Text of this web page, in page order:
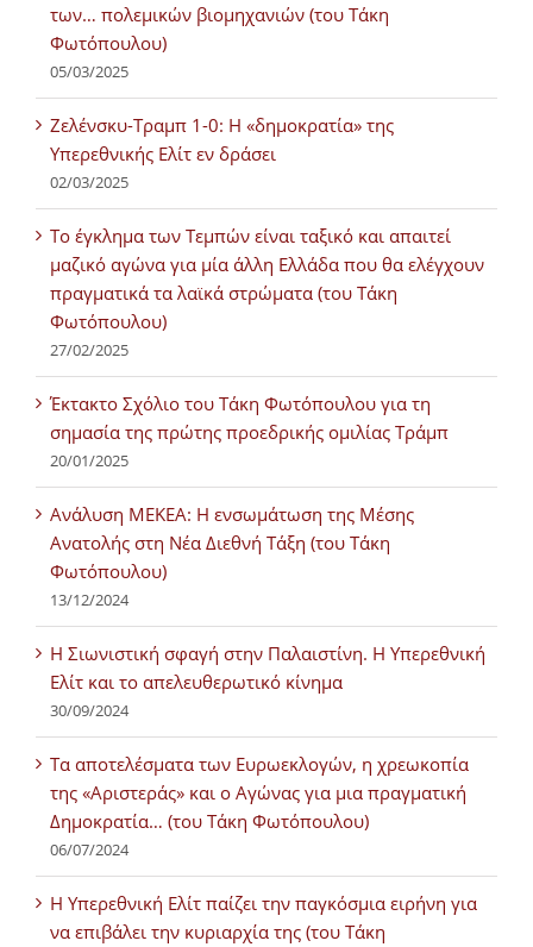
των… πολεμικών βιομηχανιών (του Τάκη
Φωτόπουλου)
05/03/2025
Ζελένσκυ-Τραμπ 1-0: Η «δημοκρατία» της
Υπερεθνικής Ελίτ εν δράσει
02/03/2025
Tο έγκλημα των Τεμπών είναι ταξικό και απαιτεί
μαζικό αγώνα για μία άλλη Ελλάδα που θα ελέγχουν
πραγματικά τα λαϊκά στρώματα (του Τάκη
Φωτόπουλου)
27/02/2025
Έκτακτο Σχόλιο του Τάκη Φωτόπουλου για τη
σημασία της πρώτης προεδρικής ομιλίας Τράμπ
20/01/2025
Ανάλυση ΜΕΚΕΑ: Η ενσωμάτωση της Μέσης
Ανατολής στη Νέα Διεθνή Τάξη (του Τάκη
Φωτόπουλου)
13/12/2024
Η Σιωνιστική σφαγή στην Παλαιστίνη. Η Υπερεθνική
Ελίτ και το απελευθερωτικό κίνημα
30/09/2024
Τα αποτελέσματα των Ευρωεκλογών, η χρεωκοπία
της «Αριστεράς» και ο Αγώνας για μια πραγματική
Δημοκρατία… (του Τάκη Φωτόπουλου)
06/07/2024
H Υπερεθνική Ελίτ παίζει την παγκόσμια ειρήνη για
να επιβάλει την κυριαρχία της (του Τάκη